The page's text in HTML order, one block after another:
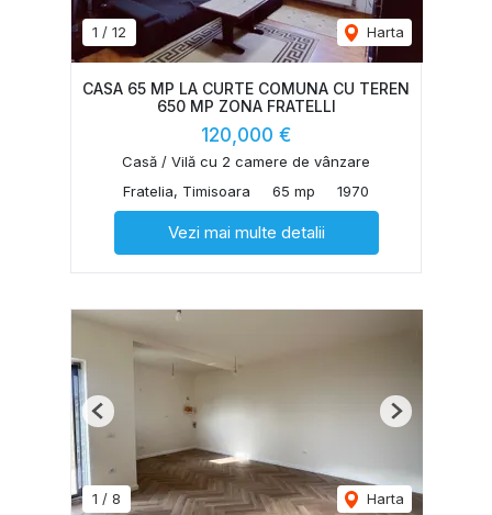
1 / 12 Harta
CASA 65 MP LA CURTE COMUNA CU TEREN
650 MP ZONA FRATELLI
120,000 €
Casă / Vilă cu 2 camere de vânzare
Fratelia, Timisoara
65 mp 1970
Vezi mai multe detalii
1 / 8 Harta
Previous Next